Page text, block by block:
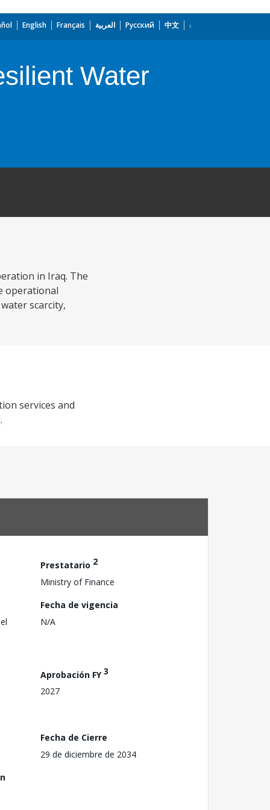
English Français العربية Русский 中文
Water
in Iraq. The
operational
scarcity,
services and
Prestatario 2
Ministry of Finance
Fecha de vigencia
N/A
Aprobación FY3
2027
Fecha de Cierre
29 de diciembre de 2034